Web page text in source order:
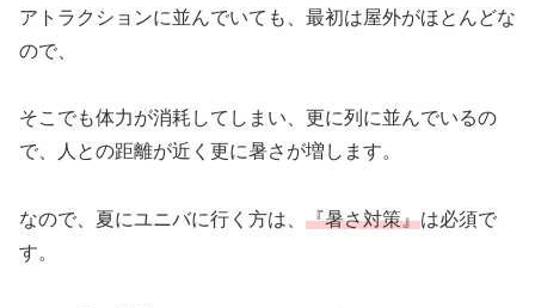
アトラクションに並んでいても、最初は屋外がほとんどな
ので、
そこでも体力が消耗してしまい、更に列に並んでいるの
で、人との距離が近く更に暑さが増します。
なので、夏にユニバに行く方は、 『暑さ対策』は必須で
す。